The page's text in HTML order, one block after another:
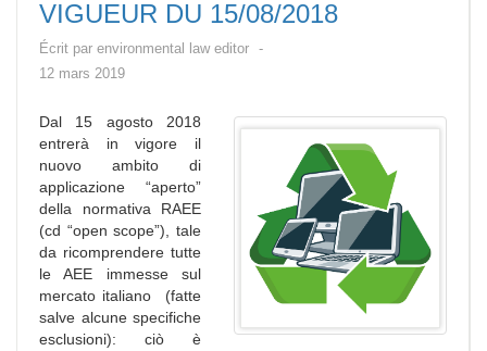
VIGUEUR DU 15/08/2018
Écrit par environmental law editor
12 mars 2019
Dal 15 agosto 2018
entrerà in vigore il
nuovo ambito di
applicazione “aperto”
della normativa RAEE
(cd “open scope”), tale
da ricomprendere tutte
le AEE immesse sul
mercato italiano (fatte
salve alcune specifiche
esclusioni): ciò è